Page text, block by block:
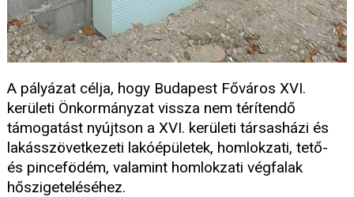
A pályázat célja, hogy Budapest Főváros XVI.
kerületi Önkormányzat vissza nem térítendő
támogatást nyújtson a XVI. kerületi társasházi és
lakásszövetkezeti lakóépületek, homlokzati, tető-
és pincefödém, valamint homlokzati végfalak
hőszigeteléséhez.